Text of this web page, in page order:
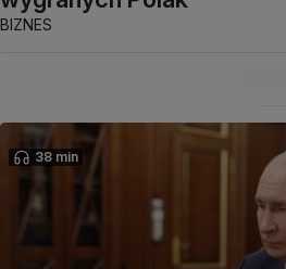
BIZNES
38 min